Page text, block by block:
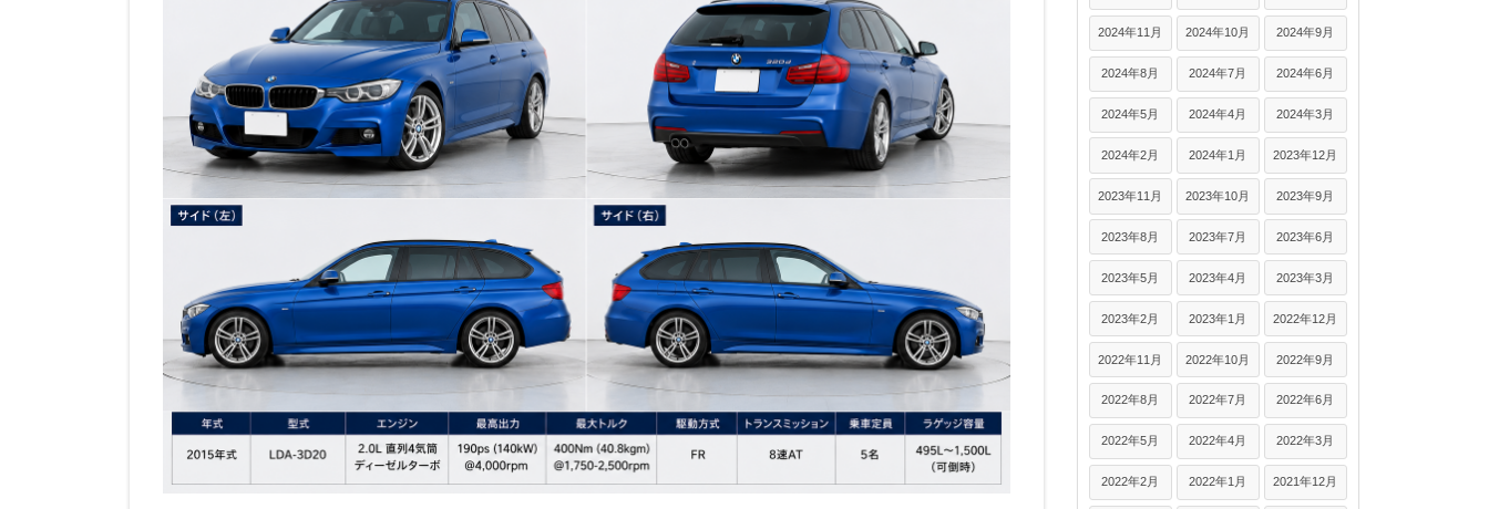
2024年11月 2024年10月 2024年9月
2024年8月 2024年7月 2024年6月
2024年5月 2024年4月 2024年3月
2024年2月 2024年1月 2023年12月
2023年11月 2023年10月 2023年9月
2023年8月 2023年7月 2023年6月
2023年5月 2023年4月 2023年3月
2023年2月 2023年1月 2022年12月
2022年11月 2022年10月 2022年9月
2022年8月 2022年7月 2022年6月
2022年5月 2022年4月 2022年3月
2022年2月 2022年1月 2021年12月